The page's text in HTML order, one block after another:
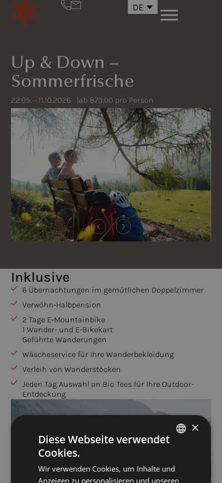
DE
Up & Down –
Sommerfrische
22.05. - 11.10.2026 |ab 873,00 pro Person
Inklusive
6 Übernachtungen im gemütlichen Doppelzimmer
Verwöhn-Halbpension
2 Tage E-Mountainbike
1 Wander- und E-Bikekart
Geführte Wanderungen
Wäscheservice für Ihre Wanderbekleidung
Verleih von Wanderstöcken
Jeden Tag Auswahl an Bio Tees für Ihre Outdoor-
Entdeckung
ENGLISH
×
Diese Webseite verwendet
Cookies.
Wir verwenden Cookies, um Inhalte und
Anzeigen zu personalisieren und unseren